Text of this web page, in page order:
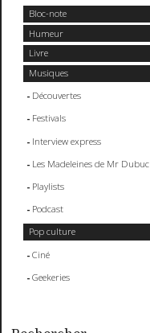
Bloc-note
Humeur
Livre
Musiques
Découvertes
Festivals
Interview express
Les Madeleines de Mr Dubuc
Playlists
Podcast
Pop culture
Ciné
Geekeries